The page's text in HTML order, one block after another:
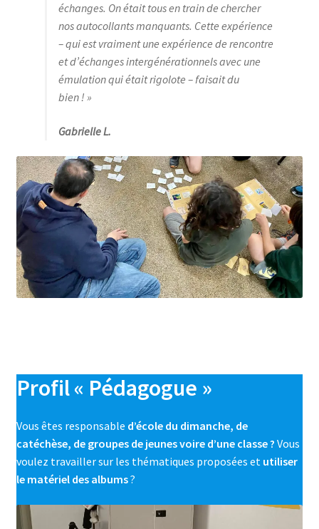
échanges. On était tous en train de chercher
nos autocollants manquants. Cette expérience
– qui est vraiment une expérience de rencontre
et d’échanges intergénérationnels avec une
émulation qui était rigolote – faisait du
bien ! »
Gabrielle L.
Profil « Pédagogue »
Vous êtes responsable d’école du dimanche, de
catéchèse, de groupes de jeunes voire d’une classe ? Vous
voulez travailler sur les thématiques proposées et utiliser
le matériel des albums?